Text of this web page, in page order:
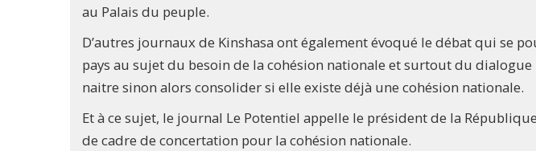
au Palais du peuple.
D’autres journaux de Kinshasa ont également évoqué le débat qui se
pays au sujet du besoin de la cohésion nationale et surtout du
naitre sinon alors consolider si elle existe déjà une cohésion nationale.
Et à ce sujet, le journal Le Potentiel appelle le président de la
de cadre de concertation pour la cohésion nationale.